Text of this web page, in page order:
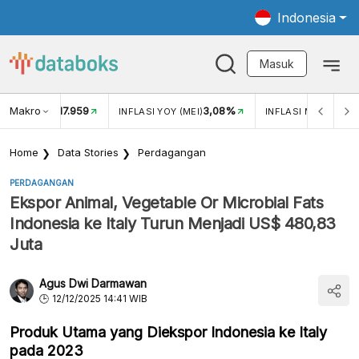
Indonesia
Masuk
Makro
USD/IDR 17.959 INFLASI YOY (MEI)3,08% INFLASI MOM (MEI)
Home Data Stories Perdagangan
PERDAGANGAN
Ekspor Animal, Vegetable Or Microbial Fats
Indonesia ke Italy Turun Menjadi US$ 480,83
Juta
Agus Dwi Darmawan
12/12/2025 14:41 WIB
Produk Utama yang Diekspor Indonesia ke Italy
pada 2023